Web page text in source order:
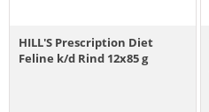
HILL'S Prescription Diet
Feline k/d Rind 12x85 g